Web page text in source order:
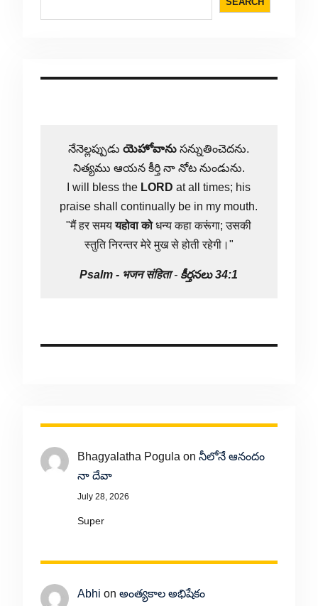
నేనెల్లప్పుడుయెహోవాను సన్నుతించెదను.
నిత్యము ఆయన కీర్తి నా నోట నుండును.
I will bless the LORD at all times; his
praise shall continually be in my mouth.
"मैं हर समययहोवा कोधन्य कहा करूंगा; उसकी
स्तुति निरन्तर मेरे मुख से होती रहेगी।"
Psalm - भजन संहिता- కీర్తనలు 34:1
Bhagyalatha Pogula on నీలోనే ఆనందం
నా దేవా
July 28, 2026
Super
Abhi on అంత్యకాల అభిషేకం